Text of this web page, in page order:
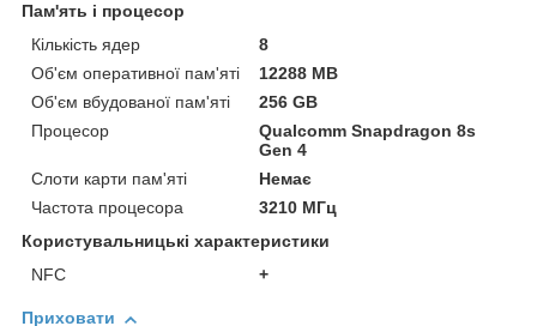
Пам'ять і процесор
Кількість ядер
8
Об'єм оперативної пам'яті
12288 MB
Об'єм вбудованої пам'яті
256 GB
Процесор
Qualcomm Snapdragon 8s
Gen 4
Слоти карти пам'яті
Немає
Частота процесора
3210 МГц
Користувальницькі характеристики
NFC
+
Приховати